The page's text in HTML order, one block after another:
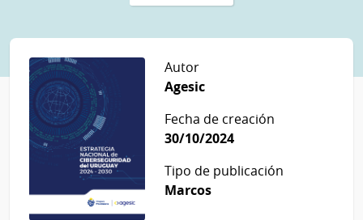
Autor
Agesic
Fecha de creación
30/10/2024
Tipo de publicación
Marcos